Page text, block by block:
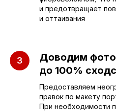
и предотвращает
и оттаивания
Доводим фото
до 100%
Предоставляем
правок по макету
При необходимости
sleza-v-
+7 (953) 637-24-